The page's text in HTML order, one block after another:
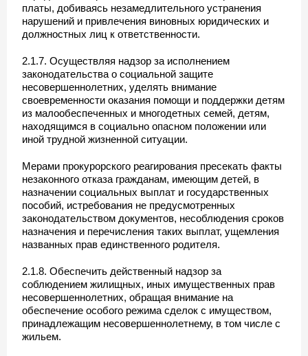
платы, добиваясь незамедлительного устранения
нарушений и привлечения виновных юридических и
должностных лиц к ответственности.
2.1.7. Осуществляя надзор за исполнением
законодательства о социальной защите
несовершеннолетних, уделять внимание
своевременности оказания помощи и поддержки детям
из малообеспеченных и многодетных семей, детям,
находящимся в социально опасном положении или
иной трудной жизненной ситуации.
Мерами прокурорского реагирования пресекать факты
незаконного отказа гражданам, имеющим детей, в
назначении социальных выплат и государственных
пособий, истребования не предусмотренных
законодательством документов, несоблюдения сроков
назначения и перечисления таких выплат, ущемления
названных прав единственного родителя.
2.1.8. Обеспечить действенный надзор за
соблюдением жилищных, иных имущественных прав
несовершеннолетних, обращая внимание на
обеспечение особого режима сделок с имуществом,
принадлежащим несовершеннолетнему, в том числе с
жильем.